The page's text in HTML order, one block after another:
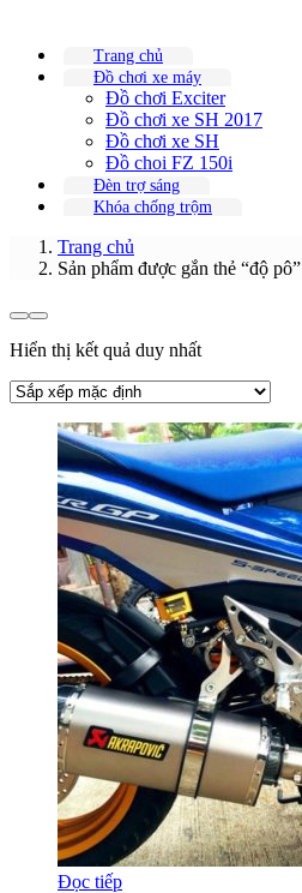
Trang chủ
Đồ chơi xe máy
Đồ chơi Exciter
Đồ chơi xe SH 2017
Đồ chơi xe SH
Đồ choi FZ 150i
Đèn trợ sáng
Khóa chống trộm
Trang chủ
Sản phẩm được gắn thẻ “độ pô”
Hiển thị kết quả duy nhất
Đọc tiếp